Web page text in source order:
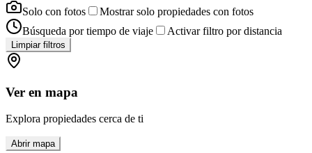
Solo con fotos
Mostrar solo propiedades con fotos
Búsqueda por tiempo de viaje
Activar filtro por distancia
Limpiar filtros
Ver en mapa
Explora propiedades cerca de ti
Abrir mapa